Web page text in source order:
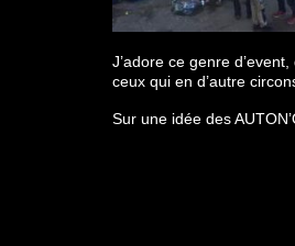
J’adore ce genre
ceux qui en d’autre
Sur une idée des